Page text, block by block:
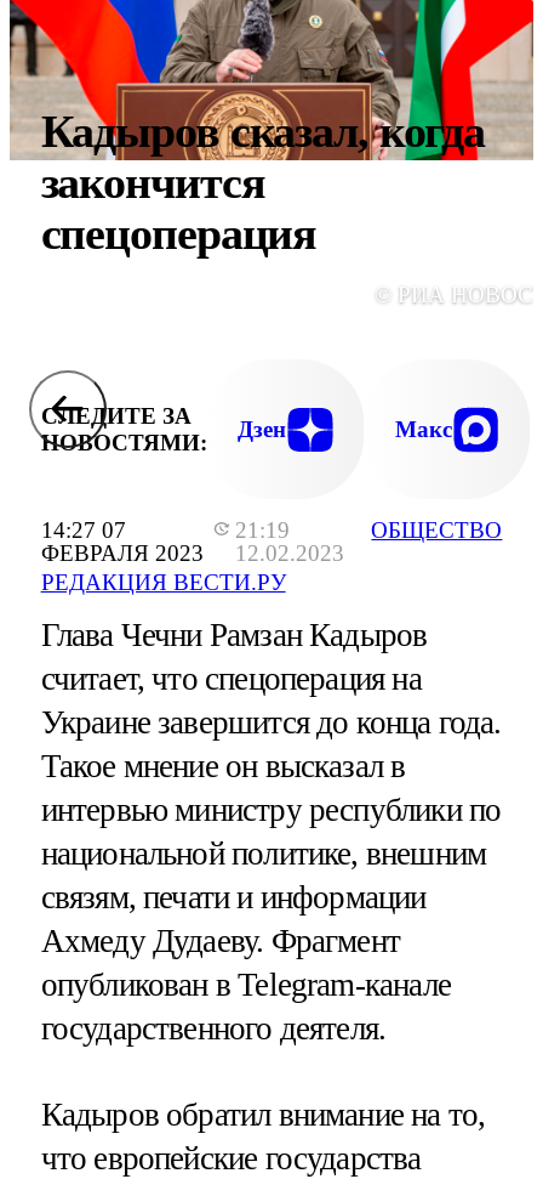
14:27 07
ФЕВРАЛЯ 2023
21:19
12.02.2023
РЕДАКЦИЯ ВЕСТИ.РУ
ОБЩЕСТВО
Кадыров сказал, когда
закончится
спецоперация
© РИА
СЛЕДИТЕ ЗА
НОВОСТЯМИ:
Дзен Макс
Глава Чечни Рамзан Кадыров
считает, что спецоперация на
Украине завершится до конца года.
Такое мнение он высказал в
интервью министру республики по
национальной политике, внешним
связям, печати и информации
Ахмеду Дудаеву. Фрагмент
опубликован в Telegram-канале
государственного деятеля.
Кадыров обратил внимание на то,
что европейские государства